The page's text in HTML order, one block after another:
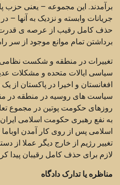
برآمدند. این مجموعه – یعنی حزب
جریانات وابسته و نزدیک به آنها –
حذف کامل رقیب از عرصه ی قدرت
برداشتن تمام موانع موجود از سر
تغییرات در منطقه و شکست نظامی
سیاسی ایالات متحده و مشکلات
افغانستان و اخیرا در پاکستان از
سیاست های روسیه در منطقه در
روزهای حکومت پوتین در مجموع
به نفع رهبری حکومت اسلامی
اسلامی پس از روی کار آمدن
تغییر رژیم از خارج دیگر عملا
لازم برای حذف کامل رقیبان پیدا
مناظره یا تدارک دادگاه